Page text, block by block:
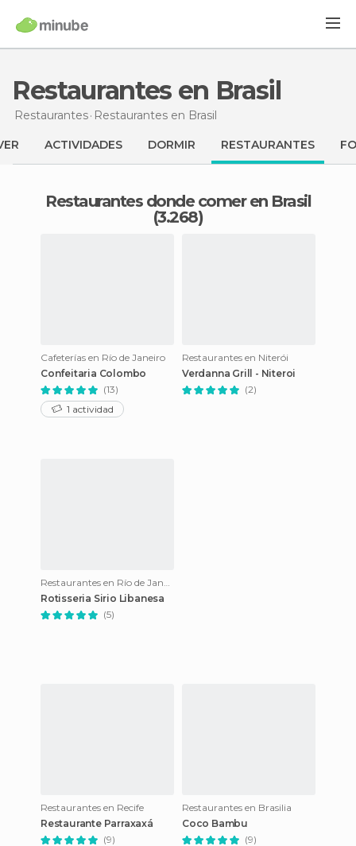
Restaurantes en Brasil
Restaurantes Restaurantes en Brasil
ACTIVIDADES DORMIR RESTAURANTES
Restaurantes donde comer en Brasil
(3.268)
Cafeterías en Río de Janeiro
Confeitaria Colombo
(13)
1 actividad
Restaurantes en Niterói
Verdanna Grill - Niteroi
(2)
Restaurantes en Río de Janeiro
Rotisseria Sirio Libanesa
(5)
Restaurantes en Recife
Restaurante Parraxaxá
(9)
Restaurantes en Brasilia
Coco Bambu
(9)